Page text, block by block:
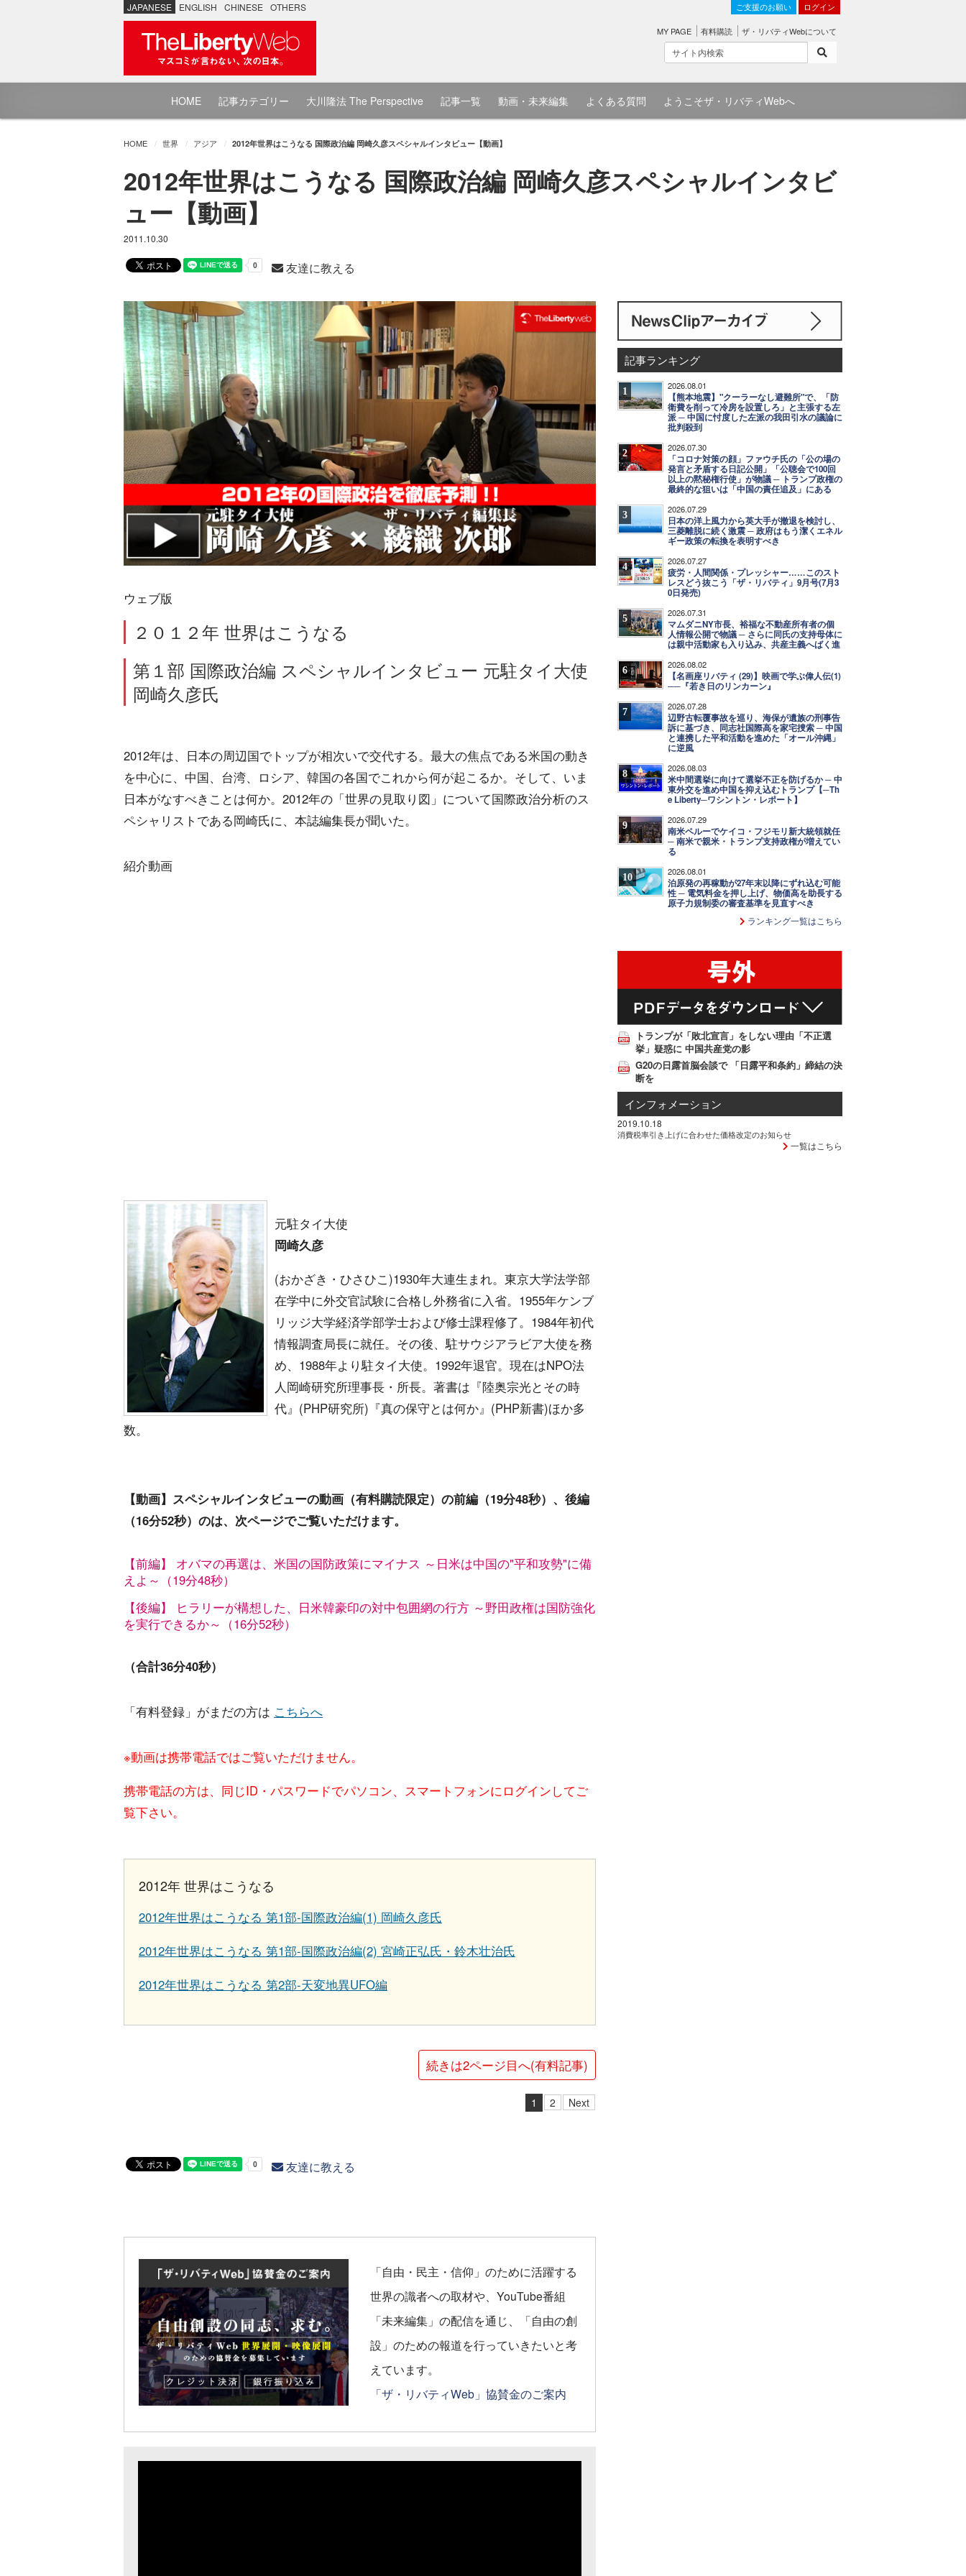
JAPANESE ENGLISH CHINESE OTHERS ご支援のお願い ログイン
MY PAGE 有料購読 ザ・リバティWebについて
HOME 記事カテゴリー 大川隆法 The Perspective 記事一覧 動画・未来編集 よくある質問 ようこそザ・リバティWebへ
HOME 世界 アジア 2012年世界はこうなる 国際政治編 岡崎久彦スペシャルインタビュー【動画】
2012年世界はこうなる 国際政治編 岡崎久彦スペシャルインタビ
ュー【動画】
2011.10.30
友達に教える
ウェブ版
２０１２年 世界はこうなる
第１部 国際政治編 スペシャルインタビュー 元駐タイ大使
岡崎久彦氏
2012年は、日本の周辺国でトップが相次いで交代する。最大の焦点である米国の動き
を中心に、中国、台湾、ロシア、韓国の各国でこれから何が起こるか。そして、いま
日本がなすべきことは何か。2012年の「世界の見取り図」について国際政治分析のス
ペシャリストである岡崎氏に、本誌編集長が聞いた。
紹介動画
元駐タイ大使
岡崎久彦
(おかざき・ひさひこ)1930年大連生まれ。東京大学法学部
在学中に外交官試験に合格し外務省に入省。1955年ケンブ
リッジ大学経済学部学士および修士課程修了。1984年初代
情報調査局長に就任。その後、駐サウジアラビア大使を務
め、1988年より駐タイ大使。1992年退官。現在はNPO法
人岡崎研究所理事長・所長。著書は『陸奥宗光とその時
代』(PHP研究所)『真の保守とは何か』(PHP新書)ほか多
数。
【動画】スペシャルインタビューの動画（有料購読限定）の前編（19分48秒）、後編
（16分52秒）のは、次ページでご覧いただけます。
【前編】 オバマの再選は、米国の国防政策にマイナス ～日米は中国の"平和攻勢"に備
えよ～（19分48秒）
【後編】 ヒラリーが構想した、日米韓豪印の対中包囲網の行方 ～野田政権は国防強化
を実行できるか～（16分52秒）
（合計36分40秒）
「有料登録」がまだの方は こちらへ
※動画は携帯電話ではご覧いただけません。
携帯電話の方は、同じID・パスワードでパソコン、スマートフォンにログインしてご
覧下さい。
2012年 世界はこうなる
2012年世界はこうなる 第1部-国際政治編(1) 岡崎久彦氏
2012年世界はこうなる 第1部-国際政治編(2) 宮崎正弘氏・鈴木壮治氏
2012年世界はこうなる 第2部-天変地異UFO編
続きは2ページ目へ(有料記事)
1 2 Next
友達に教える
「自由・民主・信仰」のために活躍する
世界の識者への取材や、YouTube番組
「未来編集」の配信を通じ、「自由の創
設」のための報道を行っていきたいと考
えています。
「ザ・リバティWeb」協賛金のご案内
記事ランキング
1 2026.08.01
【熊本地震】"クーラーなし避難所"で、「防
衛費を削って冷房を設置しろ」と主張する左
派 ─ 中国に忖度した左派の我田引水の議論に
批判殺到
2 2026.07.30
「コロナ対策の顔」ファウチ氏の「公の場の
発言と矛盾する日記公開」「公聴会で100回
以上の黙秘権行使」が物議 ─ トランプ政権の
最終的な狙いは「中国の責任追及」にある
3 2026.07.29
日本の洋上風力から英大手が撤退を検討し、
三菱離脱に続く激震 ─ 政府はもう潔くエネル
ギー政策の転換を表明すべき
4 2026.07.27
疲労・人間関係・プレッシャー……このスト
レスどう抜こう「ザ・リバティ」9月号(7月3
0日発売)
5 2026.07.31
マムダニNY市長、裕福な不動産所有者の個
人情報公開で物議 ─ さらに同氏の支持母体に
は親中活動家も入り込み、共産主義へばく進
6 2026.08.02
【名画座リバティ (29)】映画で学ぶ偉人伝(1)
──『若き日のリンカーン』
7 2026.07.28
辺野古転覆事故を巡り、海保が遺族の刑事告
訴に基づき、同志社国際高を家宅捜索 ─ 中国
と連携した平和活動を進めた「オール沖縄」
に逆風
8 2026.08.03
米中間選挙に向けて選挙不正を防げるか ─ 中
東外交を進め中国を抑え込むトランプ【─Th
e Liberty─ワシントン・レポート】
9 2026.07.29
南米ペルーでケイコ・フジモリ新大統領就任
─ 南米で親米・トランプ支持政権が増えてい
る
10 2026.08.01
泊原発の再稼動が27年末以降にずれ込む可能
性 ─ 電気料金を押し上げ、物価高を助長する
原子力規制委の審査基準を見直すべき
ランキング一覧はこちら
トランプが「敗北宣言」をしない理由「不正選
挙」疑惑に 中国共産党の影
G20の日露首脳会談で 「日露平和条約」締結の決
断を
インフォメーション
2019.10.18
消費税率引き上げに合わせた価格改定のお知らせ
一覧はこちら